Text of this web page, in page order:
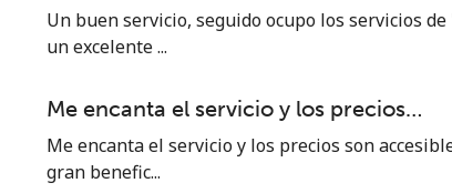
¿Olvidaste tu contraseña? →
Sesión
Un buen servicio, seguido ocupo los servicios
un excelente ...
Me encanta el servicio y los precios…
Me encanta el servicio y los precios son
gran benefic...